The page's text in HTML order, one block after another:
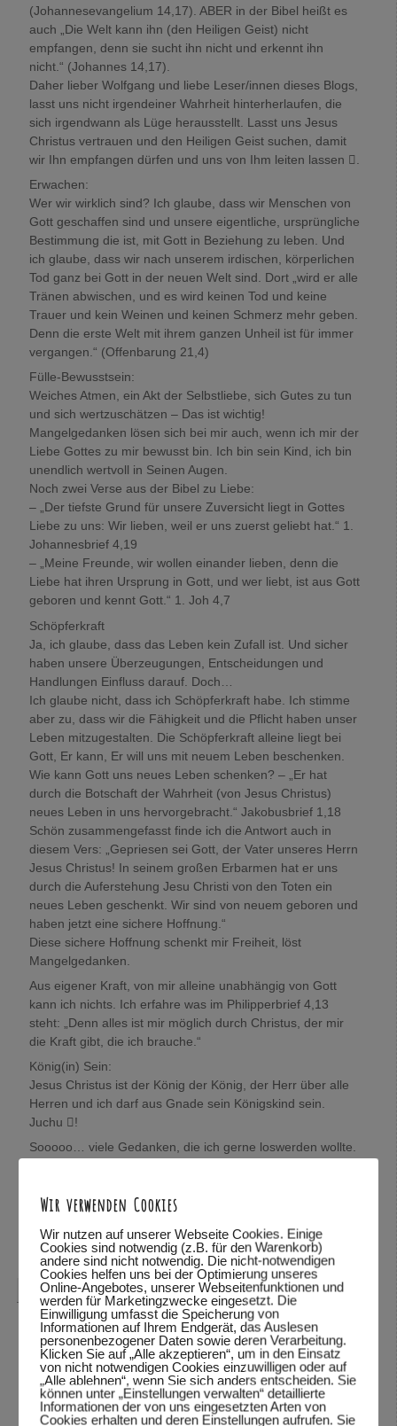
(Johannesevangelium 14,17). ABER in der Bibel heißt es
auch „Die Welt kann ihn (den Heiligen Geist) nicht
empfangen, denn sie sucht ihn nicht und erkennt ihn
nicht.“ (Johannes 14,17).
Daher lieber Wolfgang und liebe Leser/innen dieses Blogs,
lasst uns nicht irgendeiner Wahrheit hinterherlaufen, die
sich irgendwann als Lüge herausstellt. Lasst uns Jesus
Christus vertrauen und den Heiligen Geist suchen, damit
wir Ihn empfangen dürfen und uns von Ihm leiten lassen .
Erwachen:
Wer wir wirklich sind? Ich glaube, dass wir Menschen von
Gott geschaffen sind und unsere eigentliche, ursprüngliche
Bestimmung die ist, mit Gott in Beziehung zu leben. Und
ich glaube, dass wir nach unserem irdischen, körperlichen
Tod ganz bei Gott in der neuen Welt sind. Dort „wird er alle
Tränen abwischen, und es wird keinen Tod und keine
Trauer und kein Weinen und keinen Schmerz mehr geben.
Denn die erste Welt mit ihrem ganzen Unheil ist für immer
vergangen.“ (Offenbarung 21,4)
Fülle-Bewusstsein:
Weiches Atmen, ein Akt der Selbstliebe, sich Gutes zu tun
und sich wertzuschätzen – Das ist wichtig!
Mangelgedanken lösen sich bei mir auch, wenn ich mir der
Liebe Gottes zu mir bewusst bin. Ich bin sein Kind, ich bin
unendlich wertvoll in Seinen Augen.
Noch zwei Verse aus der Bibel zu Liebe:
– „Der tiefste Grund für unsere Zuversicht liegt in Gottes
Liebe zu uns: Wir lieben, weil er uns zuerst geliebt hat.“ 1.
Johannesbrief 4,19
– „Meine Freunde, wir wollen einander lieben, denn die
Liebe hat ihren Ursprung in Gott, und wer liebt, ist aus Gott
geboren und kennt Gott.“ 1. Joh 4,7
Schöpferkraft
Ja, ich glaube, dass das Leben kein Zufall ist. Und sicher
haben unsere Überzeugungen, Entscheidungen und
Handlungen Einfluss darauf. Doch…
Ich glaube nicht, dass ich Schöpferkraft habe. Ich stimme
aber zu, dass wir die Fähigkeit und die Pflicht haben unser
Leben mitzugestalten. Die Schöpferkraft alleine liegt bei
Gott, Er kann, Er will uns mit neuem Leben beschenken.
Wie kann Gott uns neues Leben schenken? – „Er hat
durch die Botschaft der Wahrheit (von Jesus Christus)
neues Leben in uns hervorgebracht.“ Jakobusbrief 1,18
Schön zusammengefasst finde ich die Antwort auch in
diesem Vers: „Gepriesen sei Gott, der Vater unseres Herrn
Jesus Christus! In seinem großen Erbarmen hat er uns
durch die Auferstehung Jesu Christi von den Toten ein
neues Leben geschenkt. Wir sind von neuem geboren und
haben jetzt eine sichere Hoffnung.“
Diese sichere Hoffnung schenkt mir Freiheit, löst
Mangelgedanken.
Aus eigener Kraft, von mir alleine unabhängig von Gott
kann ich nichts. Ich erfahre was im Philipperbrief 4,13
steht: „Denn alles ist mir möglich durch Christus, der mir
die Kraft gibt, die ich brauche.“
König(in) Sein:
Jesus Christus ist der König der König, der Herr über alle
Herren und ich darf aus Gnade sein Königskind sein.
Juchu !
Sooooo… viele Gedanken, die ich gerne loswerden wollte.
In Verbundenheit,
Mira
Antworten↓
Wolfgang Dodelsagte am28.10.2015 um 22:08 :
Hallo Mira,
vielen Dank für das mitteilen deiner Gedanken. Schön,
dass du so viele Bibelstellen zitieren kannst und mit uns
teilst.
Was ich über deine Gedanken denke? Ich habe deine
Wir verwenden Cookies
Wir nutzen auf unserer Webseite Cookies. Einige
Cookies sind notwendig (z.B. für den Warenkorb)
andere sind nicht notwendig. Die nicht-notwendigen
Cookies helfen uns bei der Optimierung unseres
Online-Angebotes, unserer Webseitenfunktionen und
werden für Marketingzwecke eingesetzt. Die
Einwilligung umfasst die Speicherung von
Informationen auf Ihrem Endgerät, das Auslesen
personenbezogener Daten sowie deren Verarbeitung.
Klicken Sie auf „Alle akzeptieren“, um in den Einsatz
von nicht notwendigen Cookies einzuwilligen oder auf
„Alle ablehnen“, wenn Sie sich anders entscheiden. Sie
können unter „Einstellungen verwalten“ detaillierte
Informationen der von uns eingesetzten Arten von
Cookies erhalten und deren Einstellungen aufrufen. Sie